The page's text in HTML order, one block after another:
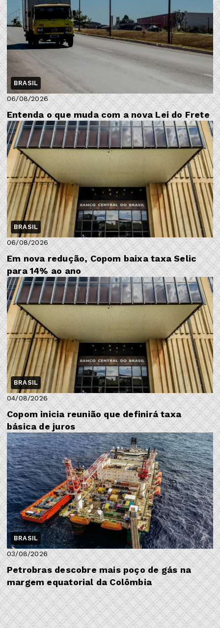
BRASIL
06/08/2026
Entenda o que muda com a nova Lei do Frete
BRASIL
06/08/2026
Em nova redução, Copom baixa taxa Selic
para 14% ao ano
BRASIL
04/08/2026
Copom inicia reunião que definirá taxa
básica de juros
BRASIL
03/08/2026
Petrobras descobre mais poço de gás na
margem equatorial da Colômbia